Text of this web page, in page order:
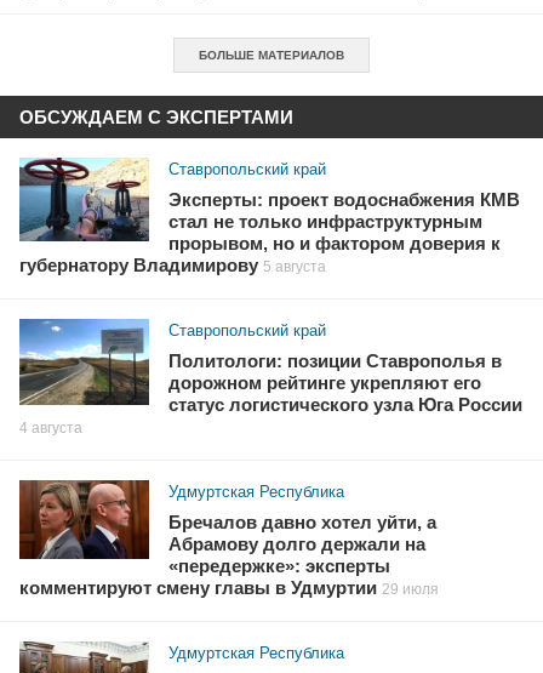
БОЛЬШЕ МАТЕРИАЛОВ
ОБСУЖДАЕМ С ЭКСПЕРТАМИ
Ставропольский край
Эксперты: проект водоснабжения КМВ
стал не только инфраструктурным
прорывом, но и фактором доверия к
губернатору Владимирову 5 августа
Ставропольский край
Политологи: позиции Ставрополья в
дорожном рейтинге укрепляют его
статус логистического узла Юга России
4 августа
Удмуртская Республика
Бречалов давно хотел уйти, а
Абрамову долго держали на
«передержке»: эксперты
комментируют смену главы в Удмуртии 29 июля
Удмуртская Республика